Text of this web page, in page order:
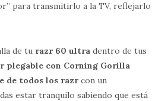
para transmitirlo a la TV, reflejarlo
de tu razr 60 ultra dentro de tus
plegable con Corning Gorilla
de todos los razrcon un
estar tranquilo sabiendo que está